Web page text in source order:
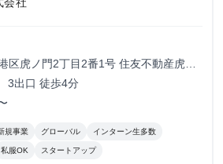
区虎ノ門2丁目2番1号 住友不動産虎ノ
3出口 徒歩4分
規事業 グローバル インターン生多数
私服OK スタートアップ